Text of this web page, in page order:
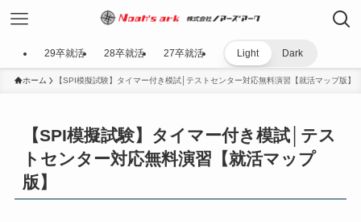
29卒就活 28卒就活 27卒就活 Light Dark
ホーム 【SPI模擬試験】タイマー付き模試│テストセンター対応無料演習【就活マップ版】
【SPI模擬試験】タイマー付き模試│テス
トセンター対応無料演習【就活マップ
版】